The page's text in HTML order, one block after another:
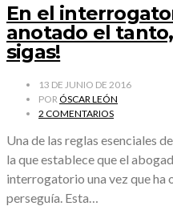
En el
anotado el tanto,
sigas!
13 DE JUNIO DE 2016
POR ÓSCAR LEÓN
2 COMENTARIOS
Una de las reglas esenciales
la que establece que el
interrogatorio una vez que
perseguía. Esta…